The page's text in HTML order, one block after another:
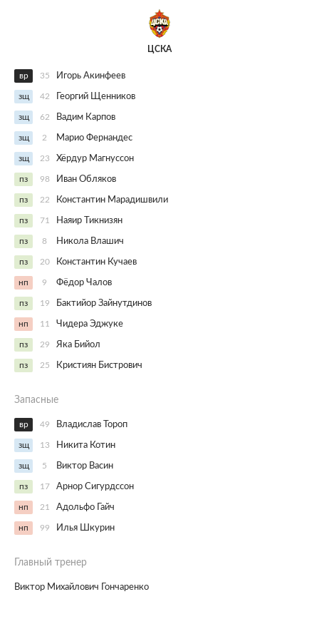
ЦСКА
вр 35 Игорь Акинфеев
зщ 42 Георгий Щенников
зщ 62 Вадим Карпов
зщ 2 Марио Фернандес
зщ 23 Хёрдур Магнуссон
пз 98 Иван Обляков
пз 22 Константин Марадишвили
пз 71 Наяир Тикнизян
пз 8 Никола Влашич
пз 20 Константин Кучаев
нп 9 Фёдор Чалов
пз 19 Бактийор Зайнутдинов
нп 11 Чидера Эджуке
пз 29 Яка Бийол
пз 25 Кристиян Бистрович
Запасные
вр 49 Владислав Тороп
зщ 13 Никита Котин
зщ 5 Виктор Васин
пз 17 Арнор Сигурдссон
нп 21 Адольфо Гайч
нп 99 Илья Шкурин
Главный тренер
Виктор Михайлович Гончаренко